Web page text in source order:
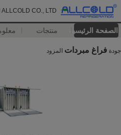
CO., LTD
الصفحة الرئيسية منتجات
جودة فراغ مبردات المزود